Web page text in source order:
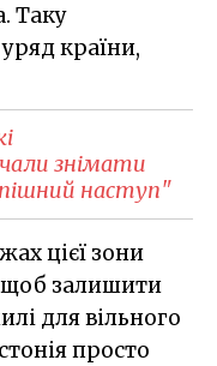
Таку
країни,
знімати
наступ"
цієї зони
залишити
для вільного
просто